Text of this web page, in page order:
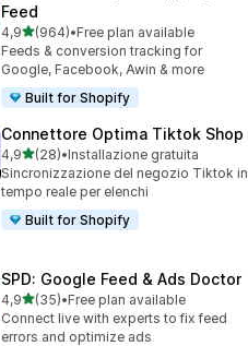
Feed
4,9stelle su 5
(964)
964 recensioni totali
•Free plan available
Feeds & conversion tracking for
Google, Facebook, Awin & more
Built for Shopify
Connettore Optima Tiktok Shop
4,9stelle su 5
(28)
28 recensioni totali
•Installazione gratuita
Sincronizzazione del negozio Tiktok in
tempo reale per elenchi
Built for Shopify
SPD: Google Feed & Ads Doctor
4,9stelle su 5
(35)
35 recensioni totali
•Free plan available
Connect live with experts to fix feed
errors and optimize ads